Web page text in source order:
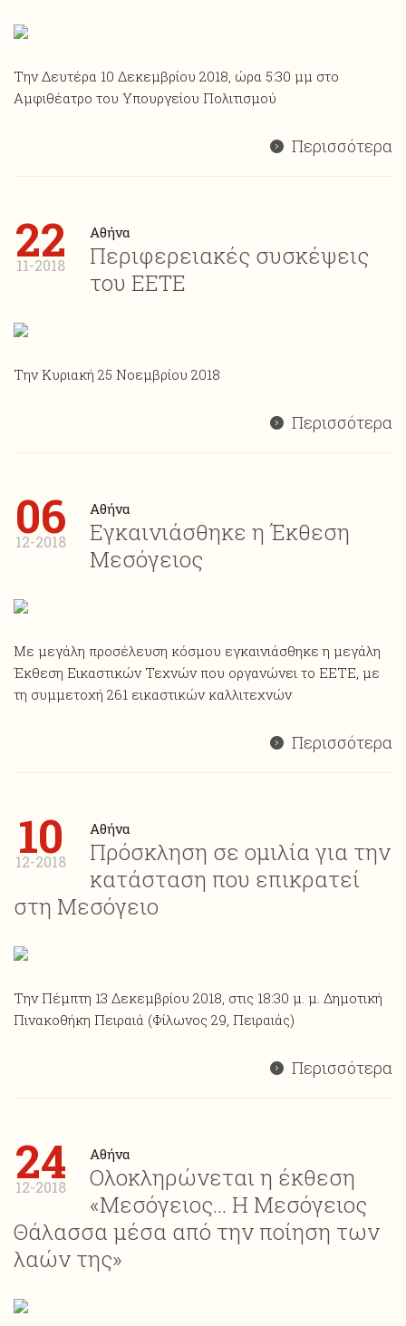
Την Δευτέρα 10 Δεκεμβρίου 2018, ώρα 5:30 μμ στο
Αμφιθέατρο του Υπουργείου Πολιτισμού
Περισσότερα
22
11-2018
Αθήνα
Περιφερειακές συσκέψεις
του ΕΕΤΕ
Την Κυριακή 25 Νοεμβρίου 2018
Περισσότερα
06
12-2018
Αθήνα
Εγκαινιάσθηκε η Έκθεση
Μεσόγειος
Με μεγάλη προσέλευση κόσμου εγκαινιάσθηκε η μεγάλη
Έκθεση Εικαστικών Τεχνών που οργανώνει το ΕΕΤΕ, με
τη συμμετοχή 261 εικαστικών καλλιτεχνών
Περισσότερα
10
12-2018
Αθήνα
Πρόσκληση σε ομιλία για την
κατάσταση που επικρατεί
στη Μεσόγειο
Την Πέμπτη 13 Δεκεμβρίου 2018, στις 18:30 μ. μ. Δημοτική
Πινακοθήκη Πειραιά (Φίλωνος 29, Πειραιάς)
Περισσότερα
24
12-2018
Αθήνα
Ολοκληρώνεται η έκθεση
«Μεσόγειος… Η Μεσόγειος
Θάλασσα μέσα από την ποίηση των
λαών της»